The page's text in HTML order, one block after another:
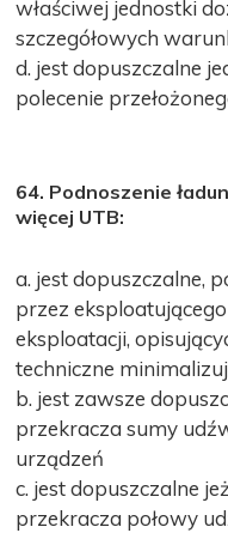
właściwej jednostki
szczegółowych
d. jest dopuszczalne
polecenie
64. Podnoszenie
więcej UTB:
a. jest dopuszczalne,
przez
eksploatacji,
techniczne
b. jest zawsze
przekracza sumy
urządzeń
c. jest dopuszczalne
przekracza połowy